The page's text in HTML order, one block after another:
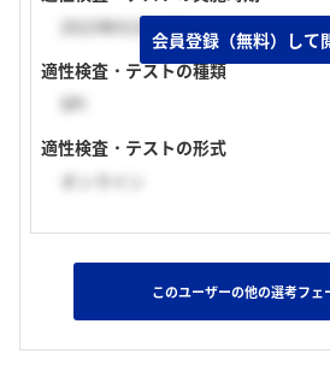
2023年01月上旬
適性検査・テストの種類
SPI
適性検査・テストの形式
オンライン
会員登録（無料）して
このユーザーの他の選考フェ